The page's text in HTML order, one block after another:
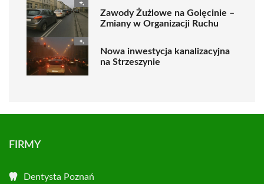
Zawody Żużlowe na Golęcinie –
Zmiany w Organizacji Ruchu
Nowa inwestycja kanalizacyjna
na Strzeszynie
FIRMY
Dentysta Poznań